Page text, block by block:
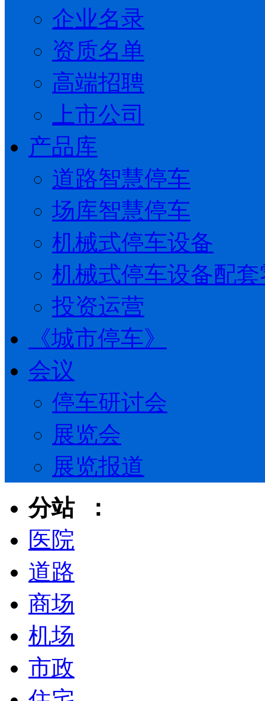
企业名录
资质名单
高端招聘
上市公司
产品库
道路智慧停车
场库智慧停车
机械式停车设备
机械式停车设备配
投资运营
《城市停车》
会议
停车研讨会
展览会
展览报道
分站 ：
医院
道路
商场
机场
市政